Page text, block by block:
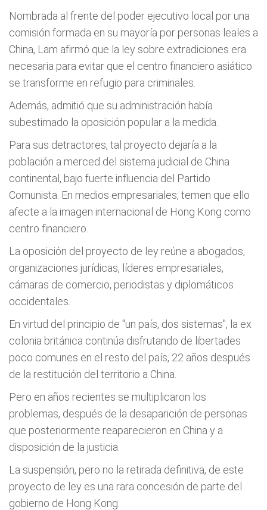
Nombrada al frente del poder ejecutivo local por una
comisión formada en su mayoría por personas leales a
China, Lam afirmó que la ley sobre extradiciones era
necesaria para evitar que el centro financiero asiático
se transforme en refugio para criminales.
Además, admitió que su administración había
subestimado la oposición popular a la medida.
Para sus detractores, tal proyecto dejaría a la
población a merced del sistema judicial de China
continental, bajo fuerte influencia del Partido
Comunista. En medios empresariales, temen que ello
afecte a la imagen internacional de Hong Kong como
centro financiero.
La oposición del proyecto de ley reúne a abogados,
organizaciones jurídicas, líderes empresariales,
cámaras de comercio, periodistas y diplomáticos
occidentales.
En virtud del principio de "un país, dos sistemas", la ex
colonia británica continúa disfrutando de libertades
poco comunes en el resto del país, 22 años después
de la restitución del territorio a China.
Pero en años recientes se multiplicaron los
problemas, después de la desaparición de personas
que posteriormente reaparecieron en China y a
disposición de la justicia.
La suspensión, pero no la retirada definitiva, de este
proyecto de ley es una rara concesión de parte del
gobierno de Hong Kong.